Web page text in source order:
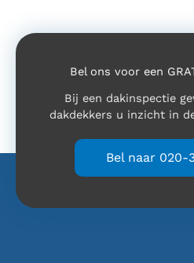
Bel ons voor een
Bij een dakinspectie
dakdekkers u inzicht in
Bel naar 020-